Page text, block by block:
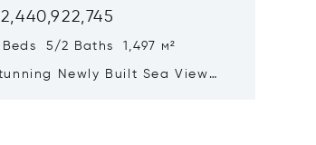
Beds 5/2 Baths 1,497 м²
Newly Built Sea View